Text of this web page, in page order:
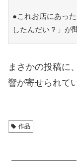
●これお店にあっ
したんだい？」が
まさかの投稿に
響が寄せられて
作品